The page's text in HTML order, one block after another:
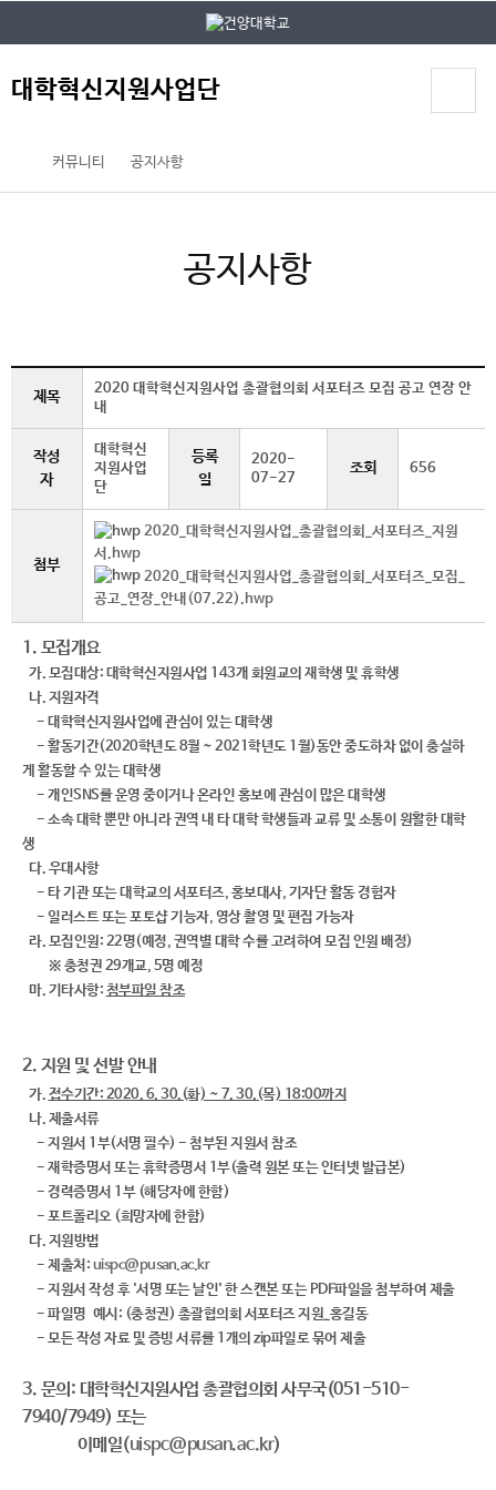
대학혁신지원사업단
커뮤니티 공지사항
공지사항
제목
2020 대학혁신지원사업 총괄협의회 서포터즈 모집 공고 연장 안
내
작성
자
대학혁신
지원사업
단
등록
일
2020-
07-27
조회 656
첨부
2020_대학혁신지원사업_총괄협의회_서포터즈_지원
서.hwp
2020_대학혁신지원사업_총괄협의회_서포터즈_모집_
공고_연장_안내(07.22).hwp
1. 모집개요
가. 모집대상: 대학혁신지원사업 143개 회원교의 재학생 및 휴학생
나. 지원자격
- 대학혁신지원사업에 관심이 있는 대학생
- 활동기간(2020학년도 8월 ~ 2021학년도 1월)동안​ 중도하차 없이 충실하
게 활동할 수 있는 대학생
- 개인SNS를 운영 중이거나 온라인 홍보에 관심이 많은 대학생
- 소속 대학 뿐만 아니라 권역 내 타 대학 학생들과 교류 및 소통이 원활한 대학
생​
다. 우대사항
- 타 기관 또는 대학교의 서포터즈, 홍보대사, 기자단 활동 경험자
- 일러스트 또는 포토샵 기능자, 영상 촬영 및 편집 가능자
라. 모집인원: 22명(예정, 권역별 대학 수를 고려하여 모집 인원 배정)
※ 충청권 29개교, 5명 예정
​마. 기타사항: 첨부파일 참조
2. 지원 및 선발 안내
​ 가. 접수기간: 2020. 6. 30.(화) ~ 7. 30.(목) 18:00까지
​ 나. 제출서류
- 지원서 1부(서명 필수) - 첨부된 지원서 참조
- ​재학증명서 또는 휴학증명서 1부(출력 원본 또는 인터넷 발급본)
- 경력증명서 1부 (해당자에 한함)
- 포트폴리오 (희망자에 한함)
다. 지원방법
​ - 제출처: uispc@pusan.ac.kr
- 지원서 작성 후 '서명 또는 날인' 한 스캔본 또는 PDF파일을 첨부하여 제출
- 파일명 예시: (충청권) 총괄협의회 서포터즈 지원_홍길동
- 모든 작성 자료 및 증빙 서류를 1개의 zip파일로 묶어 제출
3. 문의: 대학혁신지원사업 총괄협의회 사무국(051-510-
7940/7949) 또는
이메일(uispc@pusan.ac.kr)